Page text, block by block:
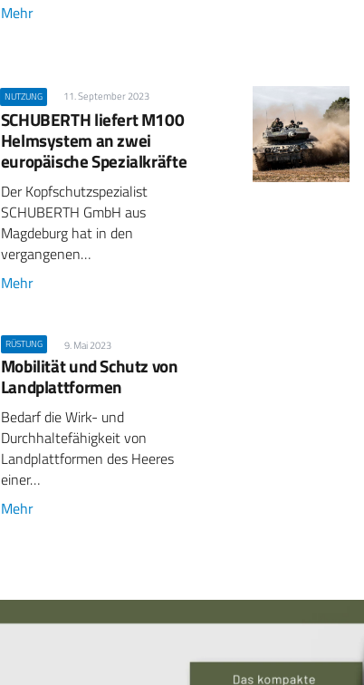
Mehr
NUTZUNG 11. September 2023
SCHUBERTH liefert M100
Helmsystem an zwei
europäische Spezialkräfte
Der Kopfschutzspezialist
SCHUBERTH GmbH aus
Magdeburg hat in den
vergangenen…
Mehr
RÜSTUNG 9. Mai 2023
Mobilität und Schutz von
Landplattformen
Bedarf die Wirk- und
Durchhaltefähigkeit von
Landplattformen des Heeres
einer…
Mehr